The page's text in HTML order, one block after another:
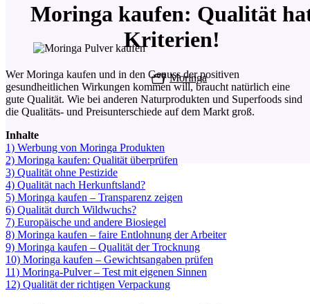
Moringa kaufen: Qualität
Kriterien!
Moringa
Wer Moringa kaufen und in den Genuss der positiven
gesundheitlichen Wirkungen kommen will, braucht natürlich eine
gute Qualität. Wie bei anderen Naturprodukten und Superfoods sind
die Qualitäts- und Preisunterschiede auf dem Markt groß.
Inhalte
1) Werbung von Moringa Produkten
2) Moringa kaufen: Qualität überprüfen
3) Qualität ohne Pestizide
4) Qualität nach Herkunftsland?
5) Moringa kaufen – Transparenz zeigen
6) Qualität durch Wildwuchs?
7) Europäische und andere Biosiegel
8) Moringa kaufen – faire Entlohnung der Arbeiter
9) Moringa kaufen – Qualität der Trocknung
10) Moringa kaufen – Gewichtsangaben prüfen
11) Moringa-Pulver – Test mit eigenen Sinnen
12) Qualität der richtigen Verpackung